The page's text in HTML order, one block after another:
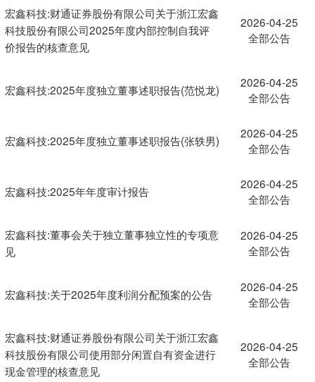
宏鑫科技:财通证券股份有限公司关于浙江宏鑫
科技股份有限公司2025年度内部控制自我评
价报告的核查意见
2026-04-25
全部公告
宏鑫科技:2025年度独立董事述职报告(范悦龙)
2026-04-25
全部公告
宏鑫科技:2025年度独立董事述职报告(张轶男)
2026-04-25
全部公告
宏鑫科技:2025年年度审计报告
2026-04-25
全部公告
宏鑫科技:董事会关于独立董事独立性的专项意
见
2026-04-25
全部公告
宏鑫科技:关于2025年度利润分配预案的公告
2026-04-25
全部公告
宏鑫科技:财通证券股份有限公司关于浙江宏鑫
科技股份有限公司使用部分闲置自有资金进行
现金管理的核查意见
2026-04-25
全部公告